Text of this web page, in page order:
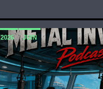
2026 JUIN
METAL INVASION PODCAST